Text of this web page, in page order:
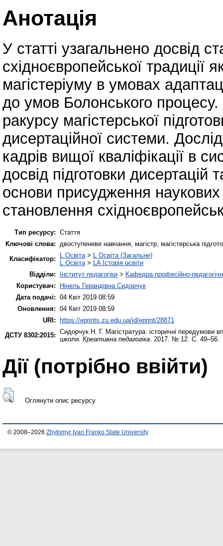
Анотація
У статті узагальнено досвід
східноєвропейської традиції
магістеріуму в умовах
до умов Болонського процесу.
ракурсу магістерської
дисертаційної системи.
кадрів вищої кваліфікації в
досвід підготовки дисертацій
основи присудження наукових
становлення
Тип ресурсу: Стаття
Ключові слова:
двоступеневе навчання, магістр, магістерська
Класифікатор:
L Освіта > L Освіта (Загальне)
L Освіта > LA Історія освіти
Відділи:
Інститут педагогіки > Кафедра професійно-
Користувач:
Нінель Герандівна Сидорчук
Дата подачі: 04 Квіт 2019 08:59
Оновлення: 04 Квіт 2019 08:59
URI: https://eprints.zu.edu.ua/id/eprint/28871
ДСТУ 8302:2015: Сидорчук Н. Г. Магістратура: історичні передумови
школи. Креативна педагогіка . 2017. № 12. С. 49–56.
Дії ​​(потрібно ввійти)
Оглянути опис ресурсу
© 2008–2026 Zhytomyr Ivan Franko State University